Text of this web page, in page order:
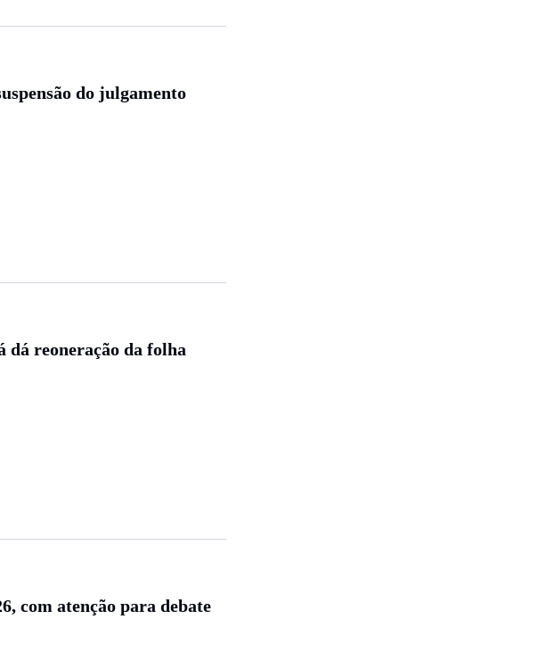
do julgamento
dá reoneração da folha
com atenção para debate